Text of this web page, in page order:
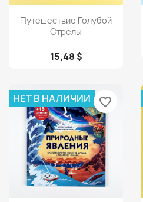
Просмотр
Путешествие Голубой
Стрелы
15,48 $
НЕТ В НАЛИЧИИ favorite_border